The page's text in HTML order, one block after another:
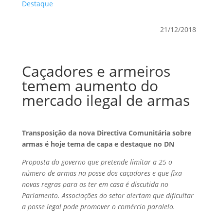
Destaque
21/12/2018
Caçadores e armeiros
temem aumento do
mercado ilegal de armas
Transposição da nova Directiva Comunitária sobre
armas é hoje tema de capa e destaque no DN
Proposta do governo que pretende limitar a 25 o
número de armas na posse dos caçadores e que fixa
novas regras para as ter em casa é discutida no
Parlamento. Associações do setor alertam que dificultar
a posse legal pode promover o comércio paralelo.